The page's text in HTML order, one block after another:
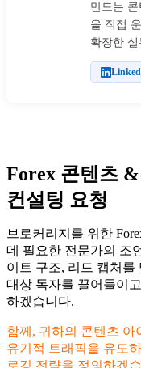
만드는
을 직접
확장한
Forex 콘텐츠
컨설팅 요청
브로커리지를 위한
데 필요한 전문가의 조
이트 구조, 리드 캡처
대상 독자를 끌어들이
하겠습니다.
함께, 귀하의 콘텐츠
유기적 트래픽을 유도